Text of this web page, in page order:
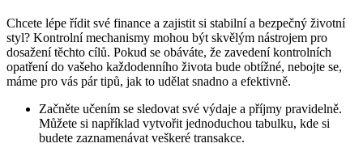
Chcete lépe řídit své finance a zajistit si stabilní a bezpečný životní
styl? Kontrolní mechanismy mohou být skvělým nástrojem pro
dosažení těchto cílů. Pokud se obáváte, že zavedení kontrolních
opatření do vašeho každodenního života bude obtížné, nebojte se,
máme pro vás pár tipů, jak to udělat snadno a efektivně.
Začněte učením se sledovat své výdaje a příjmy pravidelně.
Můžete si například vytvořit jednoduchou tabulku, kde si
budete zaznamenávat veškeré transakce.